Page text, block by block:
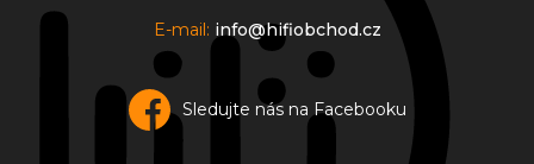
u
E-mail: info@hifiobchod.cz
Sledujte nás na Facebooku